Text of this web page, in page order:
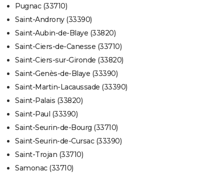
Pugnac (33710)
Saint-Androny (33390)
Saint-Aubin-de-Blaye (33820)
Saint-Ciers-de-Canesse (33710)
Saint-Ciers-sur-Gironde (33820)
Saint-Genès-de-Blaye (33390)
Saint-Martin-Lacaussade (33390)
Saint-Palais (33820)
Saint-Paul (33390)
Saint-Seurin-de-Bourg (33710)
Saint-Seurin-de-Cursac (33390)
Saint-Trojan (33710)
Samonac (33710)